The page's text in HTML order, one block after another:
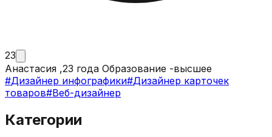
23
Анастасия ,23 года Образование -высшее
#Дизайнер инфографики#Дизайнер карточек
товаров#Веб-дизайнер
Категории